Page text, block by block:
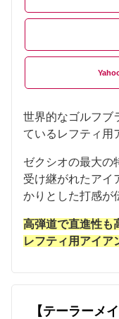
世界的なゴルフブ
ているレフティ用
ゼクシオの最大の
受け継がれたアイ
かりとした打感が
高弾道で直進性も
レフティ用アイア
【テーラーメ